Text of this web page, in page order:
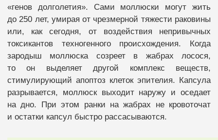
«генов долголетия». Сами моллюски могут жить
до 250 лет, умирая от чрезмерной тяжести раковины
или, как сегодня, от воздействия непривычных
токсикантов техногенного происхождения. Когда
зародыш моллюска созреет в жабрах лосося,
то он выделяет другой комплекс веществ,
стимулирующий апоптоз клеток эпителия. Капсула
разрывается, моллюск выходит наружу и оседает
на дно. При этом ранки на жабрах не кровоточат
и остатки капсул быстро рассасываются.